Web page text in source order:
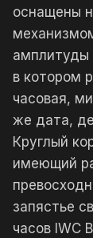
оснащены
амплитуды
в котором
часовая,
же дата,
Круглый
имеющий
запястье
часов IWC